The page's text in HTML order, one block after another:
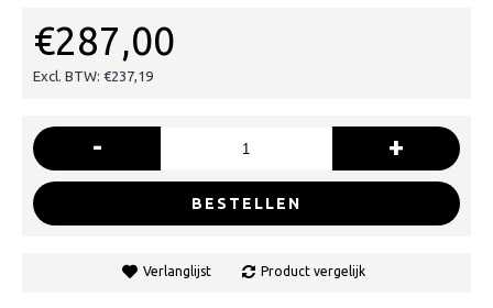
€287,00
Excl. BTW: €237,19
- +
BESTELLEN
Verlanglijst Product vergelijk